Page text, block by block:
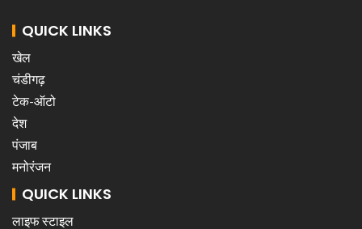
QUICK LINKS
खेल
चंडीगढ़
टेक-ऑटो
देश
पंजाब
मनोरंजन
QUICK LINKS
लाइफ स्टाइल